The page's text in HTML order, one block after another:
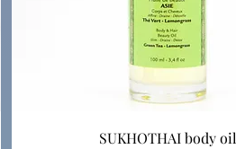
SUKHOTHAI body oil